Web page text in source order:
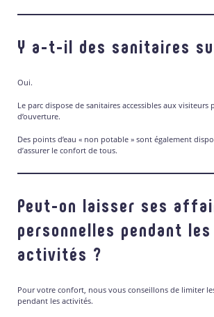
Y a-t-il des sanitaires
Oui.
Le parc dispose de sanitaires accessibles aux visiteurs
d’ouverture.
Des points d’eau « non potable » sont également
d’assurer le confort de tous.
Peut-on laisser ses
personnelles pendant les
activités ?
Pour votre confort, nous vous conseillons de limiter
pendant les activités.